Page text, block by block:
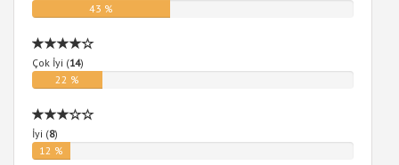
43 %
Çok İyi (14)
22 %
İyi (8)
12 %